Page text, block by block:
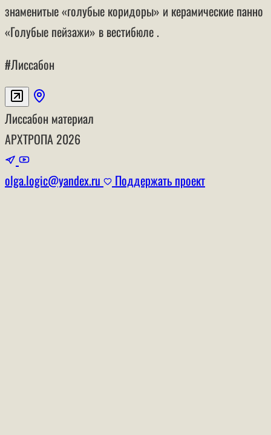
знаменитые «голубые коридоры» и керамические панно
«Голубые пейзажи» в вестибюле .
#Лиссабон
Лиссабон материал
АРХТРОПА 2026
olga.logic@yandex.ru Поддержать проект